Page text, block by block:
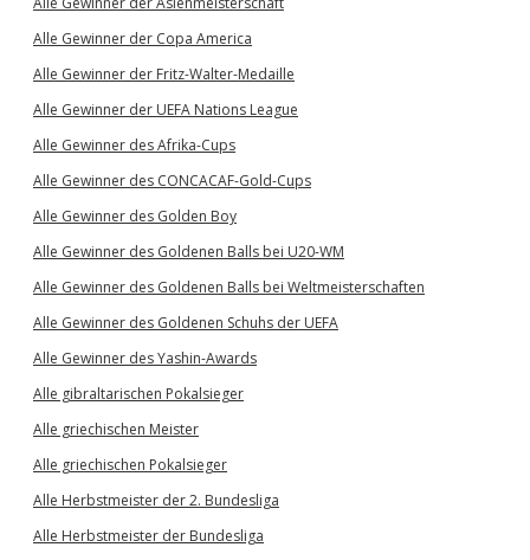
Alle Gewinner der Copa America
Alle Gewinner der Fritz-Walter-Medaille
Alle Gewinner der UEFA Nations League
Alle Gewinner des Afrika-Cups
Alle Gewinner des CONCACAF-Gold-Cups
Alle Gewinner des Golden Boy
Alle Gewinner des Goldenen Balls bei U20-WM
Alle Gewinner des Goldenen Balls bei Weltmeisterschaften
Alle Gewinner des Goldenen Schuhs der UEFA
Alle Gewinner des Yashin-Awards
Alle gibraltarischen Pokalsieger
Alle griechischen Meister
Alle griechischen Pokalsieger
Alle Herbstmeister der 2. Bundesliga
Alle Herbstmeister der Bundesliga